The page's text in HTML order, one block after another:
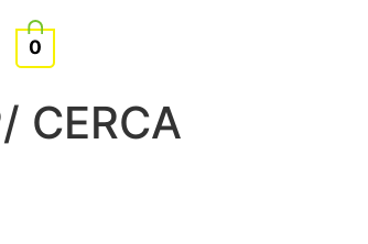
0
CERCA